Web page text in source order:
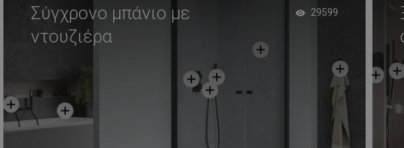
Σύγχρονο μπάνιο με
ντουζιέρα
29599